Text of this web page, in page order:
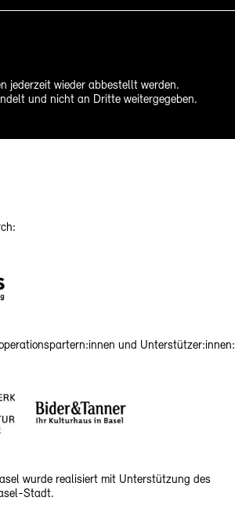
jederzeit wieder abbestellt werden.
und nicht an Dritte weitergegeben.
und Unterstützer:innen:
wurde realisiert mit Unterstützung des
Stadt.